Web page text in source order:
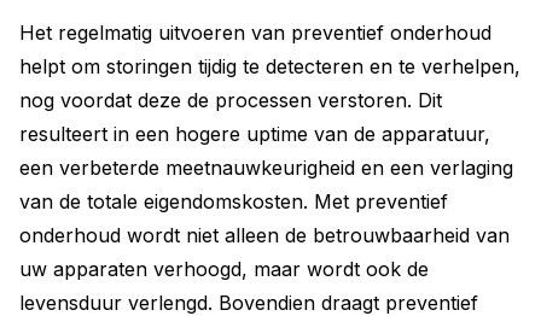
Het regelmatig uitvoeren van preventief onderhoud
helpt om storingen tijdig te detecteren en te verhelpen,
nog voordat deze de processen verstoren. Dit
resulteert in een hogere uptime van de apparatuur,
een verbeterde meetnauwkeurigheid en een verlaging
van de totale eigendomskosten. Met preventief
onderhoud wordt niet alleen de betrouwbaarheid van
uw apparaten verhoogd, maar wordt ook de
levensduur verlengd. Bovendien draagt preventief